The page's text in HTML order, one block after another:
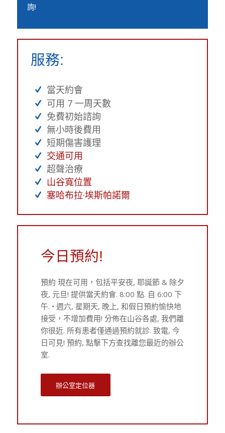
詢!
服務:
當天約會
可用 7 一周天數
免費初始諮詢
無小時後費用
短期傷害護理
交通可用
超聲治療
山谷寬位置
塞哈布拉·埃斯帕諾爾
今日預約!
預約 現在可用，包括平安夜, 耶誕節 & 除夕
夜, 元旦! 提供當天約會. 8:00 點. 自 6:00 下
午. • 週六, 星期天, 晚上, 和假日預約愉快地
接受，不增加費用! 分佈在山谷各處, 我們離
你很近. 所有患者僅通過預約就診. 致電, 今
日可見! 預約, 點擊下方查找離您最近的辦公
室.
辦公室定位器